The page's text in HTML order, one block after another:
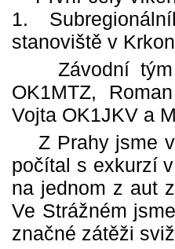
1.
stanoviště v
Závodní tým
OK1MTZ,
Vojta OK1JKV a
Z Prahy jsme
počítal s exkurzí
na jednom z aut
Ve Strážném
značné zátěži